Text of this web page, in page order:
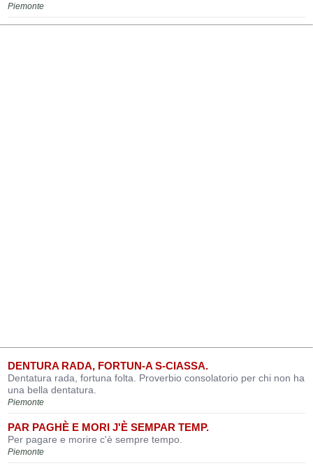
Piemonte
DENTURA RADA, FORTUN-A S-CIASSA.
Dentatura rada, fortuna folta. Proverbio consolatorio per chi non ha
una bella dentatura.
Piemonte
PAR PAGHÈ E MORI J'È SEMPAR TEMP.
Per pagare e morire c'è sempre tempo.
Piemonte